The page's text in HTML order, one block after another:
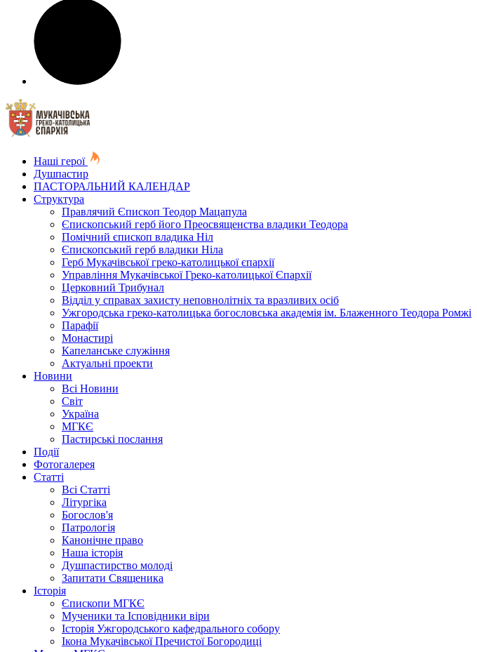
Наші герої
Душпастир
ПАСТОРАЛЬНИЙ КАЛЕНДАР
Структура
Правлячий Єпископ Теодор Мацапула
Єпископський герб його Преосвященства владики Теодора
Помічний єпископ владика Ніл
Єпископський герб владики Ніла
Герб Мукачівської греко-католицької єпархії
Управління Мукачівської Греко-католицької Єпархії
Церковний Трибунал
Відділ у справах захисту неповнолітніх та вразливих осіб
Ужгородська греко-католицька богословська академія ім. Блаженного Теодора Ромжі
Парафії
Монастирі
Капеланське служіння
Актуальні проекти
Новини
Всі Новини
Світ
Україна
МГКЄ
Пастирські послання
Події
Фотогалерея
Статті
Всі Статті
Літургіка
Богослов'я
Патрологія
Канонічне право
Наша історія
Душпастирство молоді
Запитати Священика
Історія
Єпископи МГКЄ
Мученики та Ісповідники віри
Історія Ужгородського кафедрального собору
Ікона Мукачівської Пречистої Богородиці